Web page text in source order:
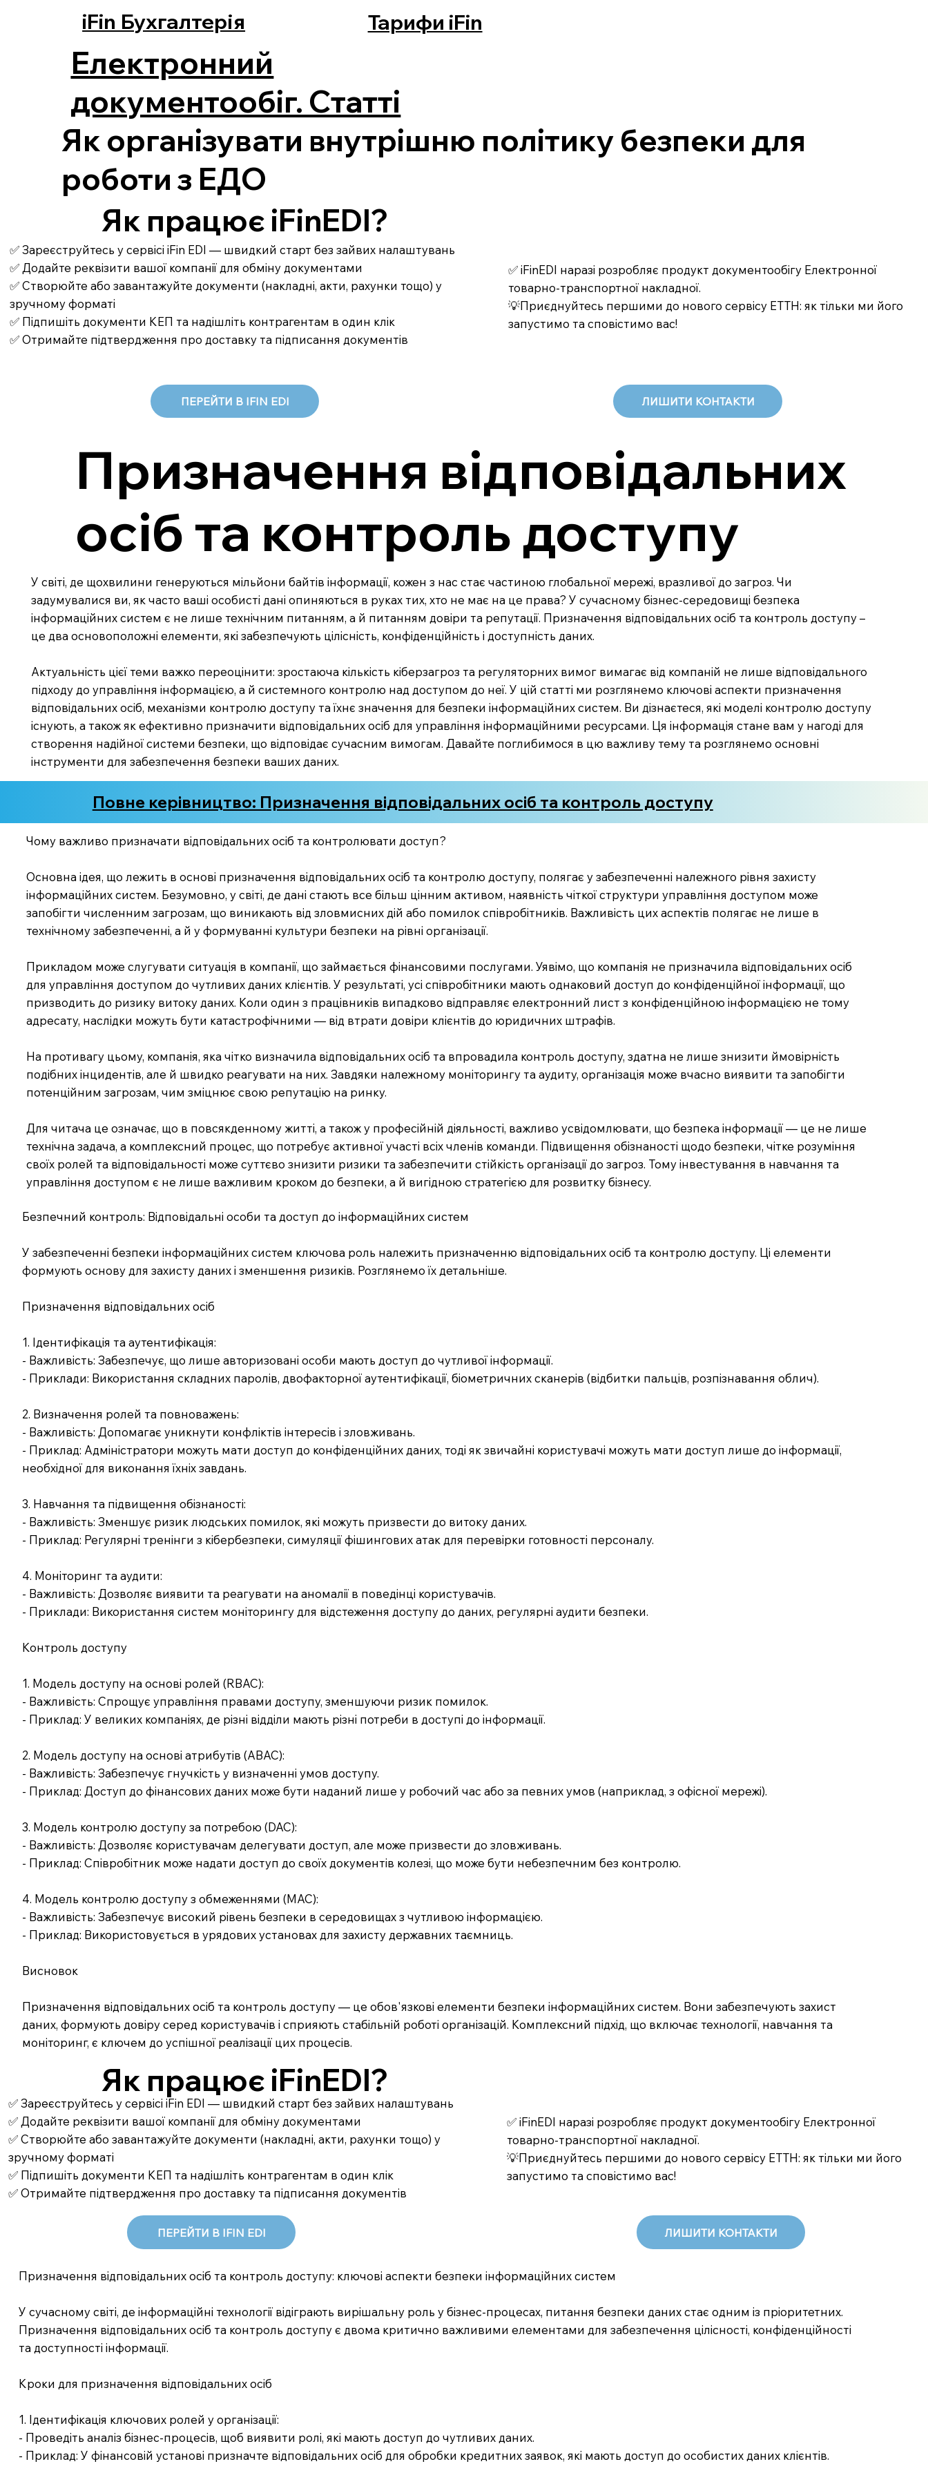
iFin Бухгалтерія Тарифи iFin
Електронний
документообіг. Статті
Як організувати внутрішню політику безпеки для
роботи з ЕДО
✅ Зареєструйтесь у сервісі iFin EDI — швидкий старт без зайвих налаштувань
✅ Додайте реквізити вашої компанії для обміну документами
✅ Створюйте або завантажуйте документи (накладні, акти, рахунки тощо) у
зручному форматі
✅ Підпишіть документи КЕП та надішліть контрагентам в один клік
✅ Отримайте підтвердження про доставку та підписання документів
Як працює iFinEDI?
ПЕРЕЙТИ В IFIN EDI
✅ iFinEDI наразі розробляє продукт документообігу Електронної
товарно-транспортної накладної.
💡Приєднуйтесь першими до нового сервісу ЕТТН: як тільки ми його
запустимо та сповістимо вас!
ЛИШИТИ КОНТАКТИ
Призначення відповідальних
осіб та контроль доступу
У світі, де щохвилини генеруються мільйони байтів інформації, кожен з нас стає частиною глобальної мережі, вразливої до загроз. Чи
задумувалися ви, як часто ваші особисті дані опиняються в руках тих, хто не має на це права? У сучасному бізнес-середовищі безпека
інформаційних систем є не лише технічним питанням, а й питанням довіри та репутації. Призначення відповідальних осіб та контроль доступу –
це два основоположні елементи, які забезпечують цілісність, конфіденційність і доступність даних.
Актуальність цієї теми важко переоцінити: зростаюча кількість кіберзагроз та регуляторних вимог вимагає від компаній не лише відповідального
підходу до управління інформацією, а й системного контролю над доступом до неї. У цій статті ми розглянемо ключові аспекти призначення
відповідальних осіб, механізми контролю доступу та їхнє значення для безпеки інформаційних систем. Ви дізнаєтеся, які моделі контролю доступу
існують, а також як ефективно призначити відповідальних осіб для управління інформаційними ресурсами. Ця інформація стане вам у нагоді для
створення надійної системи безпеки, що відповідає сучасним вимогам. Давайте поглибимося в цю важливу тему та розглянемо основні
інструменти для забезпечення безпеки ваших даних.
Повне керівництво: Призначення відповідальних осіб та контроль доступу
Чому важливо призначати відповідальних осіб та контролювати доступ?
Основна ідея, що лежить в основі призначення відповідальних осіб та контролю доступу, полягає у забезпеченні належного рівня захисту
інформаційних систем. Безумовно, у світі, де дані стають все більш цінним активом, наявність чіткої структури управління доступом може
запобігти численним загрозам, що виникають від зловмисних дій або помилок співробітників. Важливість цих аспектів полягає не лише в
технічному забезпеченні, а й у формуванні культури безпеки на рівні організації.
Прикладом може слугувати ситуація в компанії, що займається фінансовими послугами. Уявімо, що компанія не призначила відповідальних осіб
для управління доступом до чутливих даних клієнтів. У результаті, усі співробітники мають однаковий доступ до конфіденційної інформації, що
призводить до ризику витоку даних. Коли один з працівників випадково відправляє електронний лист з конфіденційною інформацією не тому
адресату, наслідки можуть бути катастрофічними — від втрати довіри клієнтів до юридичних штрафів.
На противагу цьому, компанія, яка чітко визначила відповідальних осіб та впровадила контроль доступу, здатна не лише знизити ймовірність
подібних інцидентів, але й швидко реагувати на них. Завдяки належному моніторингу та аудиту, організація може вчасно виявити та запобігти
потенційним загрозам, чим зміцнює свою репутацію на ринку.
Для читача це означає, що в повсякденному житті, а також у професійній діяльності, важливо усвідомлювати, що безпека інформації — це не лише
технічна задача, а комплексний процес, що потребує активної участі всіх членів команди. Підвищення обізнаності щодо безпеки, чітке розуміння
своїх ролей та відповідальності може суттєво знизити ризики та забезпечити стійкість організації до загроз. Тому інвестування в навчання та
управління доступом є не лише важливим кроком до безпеки, а й вигідною стратегією для розвитку бізнесу.
Безпечний контроль: Відповідальні особи та доступ до інформаційних систем
У забезпеченні безпеки інформаційних систем ключова роль належить призначенню відповідальних осіб та контролю доступу. Ці елементи
формують основу для захисту даних і зменшення ризиків. Розглянемо їх детальніше.
Призначення відповідальних осіб
1. Ідентифікація та аутентифікація:
- Важливість: Забезпечує, що лише авторизовані особи мають доступ до чутливої інформації.
- Приклади: Використання складних паролів, двофакторної аутентифікації, біометричних сканерів (відбитки пальців, розпізнавання облич).
2. Визначення ролей та повноважень:
- Важливість: Допомагає уникнути конфліктів інтересів і зловживань.
- Приклад: Адміністратори можуть мати доступ до конфіденційних даних, тоді як звичайні користувачі можуть мати доступ лише до інформації,
необхідної для виконання їхніх завдань.
3. Навчання та підвищення обізнаності:
- Важливість: Зменшує ризик людських помилок, які можуть призвести до витоку даних.
- Приклад: Регулярні тренінги з кібербезпеки, симуляції фішингових атак для перевірки готовності персоналу.
4. Моніторинг та аудити:
- Важливість: Дозволяє виявити та реагувати на аномалії в поведінці користувачів.
- Приклади: Використання систем моніторингу для відстеження доступу до даних, регулярні аудити безпеки.
Контроль доступу
1. Модель доступу на основі ролей (RBAC):
- Важливість: Спрощує управління правами доступу, зменшуючи ризик помилок.
- Приклад: У великих компаніях, де різні відділи мають різні потреби в доступі до інформації.
2. Модель доступу на основі атрибутів (ABAC):
- Важливість: Забезпечує гнучкість у визначенні умов доступу.
- Приклад: Доступ до фінансових даних може бути наданий лише у робочий час або за певних умов (наприклад, з офісної мережі).
3. Модель контролю доступу за потребою (DAC):
- Важливість: Дозволяє користувачам делегувати доступ, але може призвести до зловживань.
- Приклад: Співробітник може надати доступ до своїх документів колезі, що може бути небезпечним без контролю.
4. Модель контролю доступу з обмеженнями (MAC):
- Важливість: Забезпечує високий рівень безпеки в середовищах з чутливою інформацією.
- Приклад: Використовується в урядових установах для захисту державних таємниць.
Висновок
Призначення відповідальних осіб та контроль доступу — це обов'язкові елементи безпеки інформаційних систем. Вони забезпечують захист
даних, формують довіру серед користувачів і сприяють стабільній роботі організацій. Комплексний підхід, що включає технології, навчання та
моніторинг, є ключем до успішної реалізації цих процесів.
✅ Зареєструйтесь у сервісі iFin EDI — швидкий старт без зайвих налаштувань
✅ Додайте реквізити вашої компанії для обміну документами
✅ Створюйте або завантажуйте документи (накладні, акти, рахунки тощо) у
зручному форматі
✅ Підпишіть документи КЕП та надішліть контрагентам в один клік
✅ Отримайте підтвердження про доставку та підписання документів
ПЕРЕЙТИ В IFIN EDI
Як працює iFinEDI?
✅ iFinEDI наразі розробляє продукт документообігу Електронної
товарно-транспортної накладної.
💡Приєднуйтесь першими до нового сервісу ЕТТН: як тільки ми його
запустимо та сповістимо вас!
ЛИШИТИ КОНТАКТИ
Призначення відповідальних осіб та контроль доступу: ключові аспекти безпеки інформаційних систем
У сучасному світі, де інформаційні технології відіграють вирішальну роль у бізнес-процесах, питання безпеки даних стає одним із пріоритетних.
Призначення відповідальних осіб та контроль доступу є двома критично важливими елементами для забезпечення цілісності, конфіденційності
та доступності інформації.
Кроки для призначення відповідальних осіб
1. Ідентифікація ключових ролей у організації:
- Проведіть аналіз бізнес-процесів, щоб виявити ролі, які мають доступ до чутливих даних.
- Приклад: У фінансовій установі призначте відповідальних осіб для обробки кредитних заявок, які мають доступ до особистих даних клієнтів.